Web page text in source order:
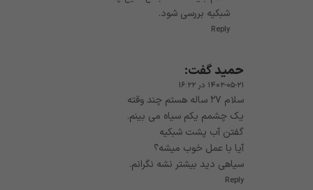
شبکیه بررسی شود.
Reply
حمیدگفت:
۱۴۰۲-۰۵-۲۱ در ۱۶:۲۲
سلام ۲۷ ساله هستم چند وقته
یک چشمم یکم سیاه می بینم.
گفتن آب پشت شبکیه
آیا با عمل خوب میشه؟
سیاهی دید بیشتر نشه نگرانم.
Reply